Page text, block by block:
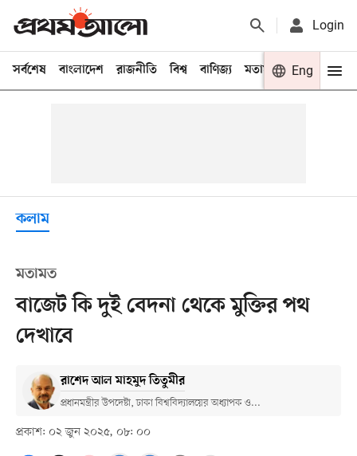
Login
সর্বশেষ বাংলাদেশ রাজনীতি বিশ্ব বাণিজ্য মতামত খেলা
Eng
কলাম
মতামত
বাজেট কি দুই বেদনা থেকে মুক্তির পথ
দেখাবে
রাশেদ আল মাহমুদ তিতুমীর
প্রধানমন্ত্রীর উপদেষ্টা, ঢাকা বিশ্ববিদ্যালয়ের অধ্যাপক ও...
প্রকাশ: ০২ জুন ২০২৫, ০৮: ০০